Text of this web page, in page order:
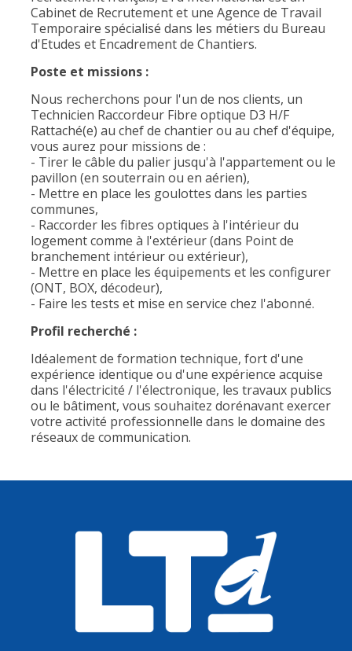
Cabinet de Recrutement et une Agence de Travail
Temporaire spécialisé dans les métiers du Bureau
d'Etudes et Encadrement de Chantiers.
Poste et missions :
Nous recherchons pour l'un de nos clients, un
Technicien Raccordeur Fibre optique D3 H/F
Rattaché(e) au chef de chantier ou au chef d'équipe,
vous aurez pour missions de :
- Tirer le câble du palier jusqu'à l'appartement ou le
pavillon (en souterrain ou en aérien),
- Mettre en place les goulottes dans les parties
communes,
- Raccorder les fibres optiques à l'intérieur du
logement comme à l'extérieur (dans Point de
branchement intérieur ou extérieur),
- Mettre en place les équipements et les configurer
(ONT, BOX, décodeur),
- Faire les tests et mise en service chez l'abonné.
Profil recherché :
Idéalement de formation technique, fort d'une
expérience identique ou d'une expérience acquise
dans l'électricité / l'électronique, les travaux publics
ou le bâtiment, vous souhaitez dorénavant exercer
votre activité professionnelle dans le domaine des
réseaux de communication.